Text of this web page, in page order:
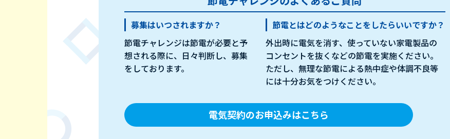
募集はいつされますか？
節電チャレンジは節電が必要と予
想される際に、日々判断し、募集
をしております。
節電とはどのようなことをしたらいいですか？
外出時に電気を消す、使っていない家電製品の
コンセントを抜くなどの節電を実施ください。
ただし、無理な節電による熱中症や体調不良等
には十分お気をつけください。
電気契約のお申込みはこちら